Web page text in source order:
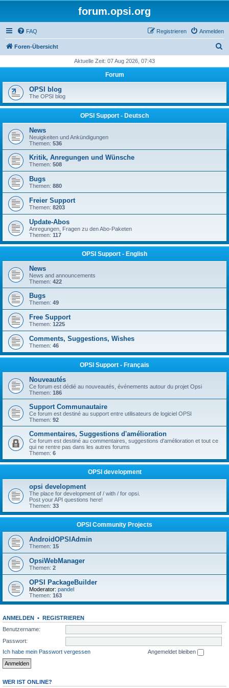
forum.opsi.org
FAQ Anmelden
Registrieren
Foren-Übersicht
h
Aktuelle Zeit: 07 Aug 2026, 07:43
Forum
OPSI blog
The OPSI blog
OPSI Support - Deutsch
News
Neuigkeiten und Ankündigungen
Themen: 536
Kritik, Anregungen und Wünsche
Themen: 508
Bugs
Themen: 880
Freier Support
Themen: 8203
Update-Abos
Anregungen, Fragen zu den Abo-Paketen
Themen: 117
OPSI Support - English
News
News and announcements
Themen: 422
Bugs
Themen: 49
Free Support
Themen: 1225
Comments, Suggestions, Wishes
Themen: 46
OPSI Support - Français
Nouveautés
Ce forum est dédié au nouveautés, événements autour du projet Opsi
Themen: 186
Support Communautaire
Ce forum est destiné au support entre utilisateurs de logiciel OPSI
Themen: 92
Commentaires, Suggestions d'amélioration
Ce forum est destiné au commentaires, suggestions d'amélioration et tout ce
qui ne rentre pas dans les autres forums
Themen: 6
OPSI development
opsi development
The place for development of / with / for opsi.
Post your API questions here!
Themen: 33
OPSI Community Projects
AndroidOPSIAdmin
Themen: 15
OpsiWebManager
Themen: 2
OPSI PackageBuilder
Moderator: pandel
Themen: 163
ANMELDEN • REGISTRIEREN
Benutzername:
Passwort:
Ich habe mein Passwort vergessen
Angemeldet bleiben
WER IST ONLINE?